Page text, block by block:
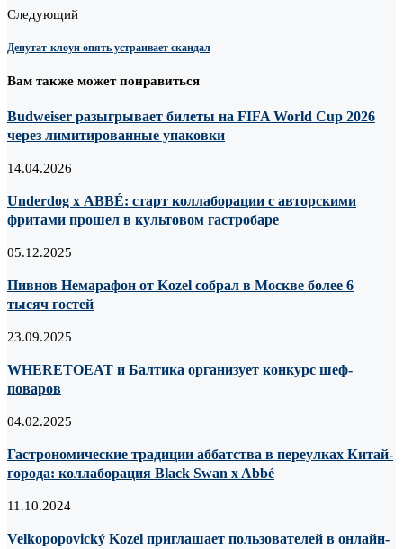
Следующий
Депутат-клоун опять устраивает скандал
Вам также может понравиться
Budweiser разыгрывает билеты на FIFA World Cup 2026
через лимитированные упаковки
14.04.2026
Underdog х ABBÉ: старт коллаборации с авторскими
фритами прошел в культовом гастробаре
05.12.2025
Пивнов Немарафон от Kozel собрал в Москве более 6
тысяч гостей
23.09.2025
WHERETOEAT и Балтика организует конкурс шеф-
поваров
04.02.2025
Гастрономические традиции аббатства в переулках Китай-
города: коллаборация Black Swan x Abbé
11.10.2024
Velkopopovický Kozel приглашает пользователей в онлайн-